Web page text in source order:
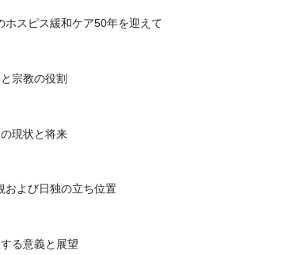
スピス緩和ケア50年を迎えて
宗教の役割
現状と将来
および日独の立ち位置
る意義と展望